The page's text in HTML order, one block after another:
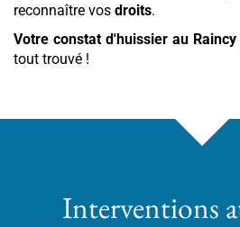
reconnaître vos droits.
Votre constat d'huissier au
tout trouvé !
Interventions